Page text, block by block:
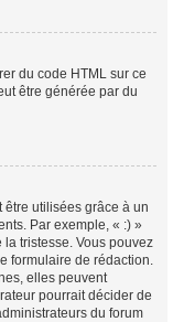
du code HTML sur ce
être générée par du
être utilisées grâce à un
Par exemple, « :) »
tristesse. Vous pouvez
formulaire de rédaction.
elles peuvent
pourrait décider de
du forum